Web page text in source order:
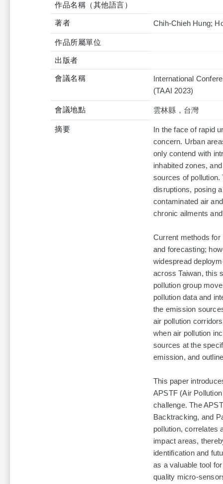
作品名稱（其他語言）
著者 Chih-Chieh Hung;
作品所屬單位
出版者
會議名稱
International
(TAAI 2023)
會議地點 雲林縣，台灣
摘要
In the face of rapid
concern. Urban
only contend with
inhabited zones,
sources of pollution.
disruptions, posing
contaminated air
chronic ailments
Current methods for
and forecasting;
widespread
across Taiwan, this
pollution group
pollution data and
the emission
air pollution
when air pollution
sources at the
emission, and
This paper
APSTF (Air
challenge. The
Backtracking, and
pollution, correlates
impact areas,
identification and
as a valuable tool
quality micro-